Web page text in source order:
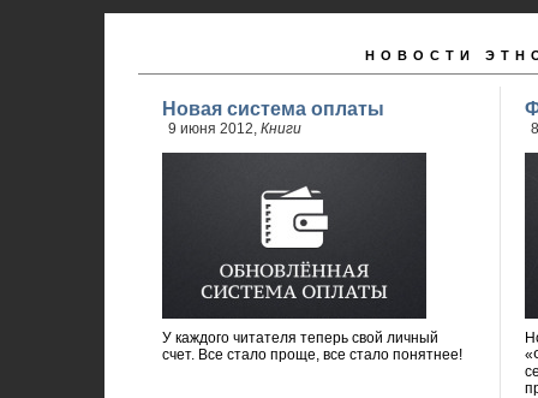
НОВОСТИ
Новая система оплаты
9 июня 2012, Книги
У каждого читателя теперь свой личный
счет. Все стало проще, все стало понятнее!